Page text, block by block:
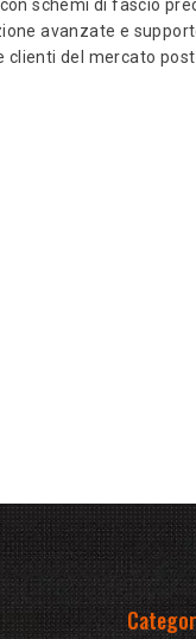
schemi di fascio
avanzate e
clienti del mercato